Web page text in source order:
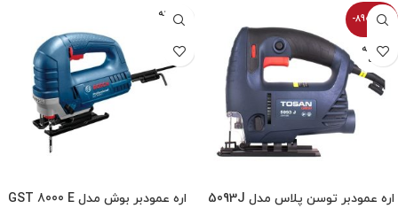
-8900100%
فروخته
شده
اره عمودبر توسن پلاس مدل 5093J
فروخته
شده
اره عمودبر بوش مدل GST 8000 E